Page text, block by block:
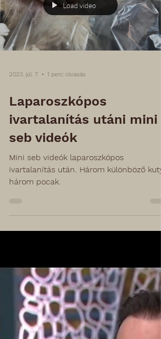
Load video
2023. júl. 7. 1 perc olvasás
Laparoszkópos
ivartalanítás utáni mini
seb videók
Mini seb videók laparoszkópos
ivartalanítás után. Három különböző
három pocak.